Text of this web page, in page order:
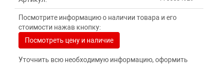
Посмотрите информацию о наличии товара и его
стоимости нажав кнопку:
Посмотреть цену и наличие
Уточнить всю необходимую информацию, оформить